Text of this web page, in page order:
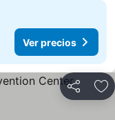
Ver precios
Compartir